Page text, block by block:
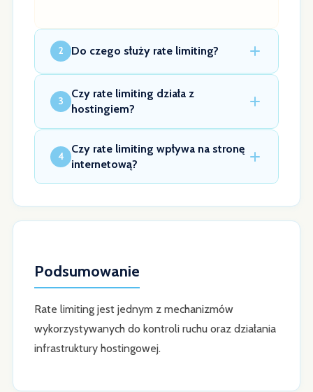
2 Do czego służy rate limiting?
3
Czy rate limiting działa z
hostingiem?
4
Czy rate limiting wpływa na stronę
internetową?
Podsumowanie
Rate limiting jest jednym z mechanizmów
wykorzystywanych do kontroli ruchu oraz działania
infrastruktury hostingowej.